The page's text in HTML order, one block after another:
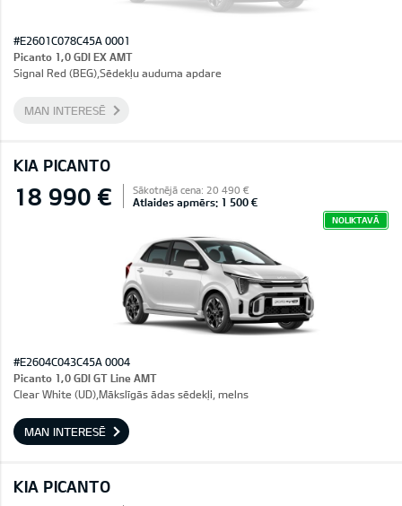
#E2601C078C45A 0001
Picanto 1,0 GDI EX AMT
Signal Red (BEG),Sēdekļu auduma apdare
MAN INTERESĒ
KIA PICANTO
18 990 € Sākotnējā cena: 20 490 €
Atlaides apmērs: 1 500 €
NOLIKTAVĀ
#E2604C043C45A 0004
Picanto 1,0 GDI GT Line AMT
Clear White (UD),Mākslīgās ādas sēdekļi, melns
MAN INTERESĒ
KIA PICANTO